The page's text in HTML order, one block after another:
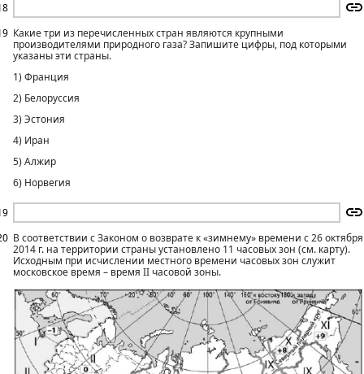
Какие три из перечисленных стран являются крупными
производителями природного газа? Запишите цифры, под которыми
указаны эти страны.
1) Франция
2) Белоруссия
3) Эстония
4) Иран
5) Алжир
6) Норвегия
В соответствии с Законом о возврате к «зимнему» времени с 26 октября
2014 г. на территории страны установлено 11 часовых зон (см. карту).
Исходным при исчислении местного времени часовых зон служит
московское время – время II часовой зоны.